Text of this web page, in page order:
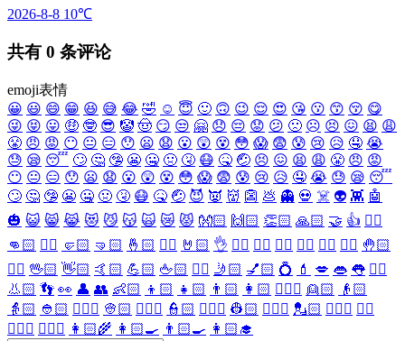
2026-8-8 10℃
共有 0 条评论
emoji表情
😀 😃 😄 😁 😆 😅 😂 🤣 ☺️ 😇 🙂 🙃 😉 😌 😍 😘 😗 😙 😚 😋
😜 😝 😛 🤑 🤓 😎 🤡 🤠 😏 😒 🤗 😞 😔 😟 😕 🙁 ☹️ 😣 😖 😫 😩
😤 😠 😡 😶 😐 😑 😯 😦 😧 😮 😲 😵 😳 😱 😨 😰 😢 😥 🤤 😭
😓 😪 😴 🙄 🤔 🤥 😬 🤐 🤢 🤧 😷 🤒 🤕 😣 😖 😫 😩 😤 😠 😡
😶 😐 😑 😯 😦 😧 😮 😲 😵 😳 😱 😨 😰 😢 😥 🤤 😭 😓 😪 😴
🙄 🤔 🤥 😬 🤐 🤢 🤧 😷 🤒 🤕 😈 👿 👹 👺 💩 👻 💀 ☠️ 👽 👾 🤖
🎃 😺 😸 😹 😻 😼 😽 🙀 😿 😾 👐🏻 🙌🏻 👏🏻 🙏🏻 🤝 👍 👎🏻
👊🏻 ✊🏻 🤛🏻 🤜🏻 🤞🏻 ✌🏻 🤘🏻 👌 👈🏻 👉🏻 👆🏻 👇🏻 ☝🏻 ✋🏻 🤚🏻
🖐🏻 🖖🏻 👋🏻 🤙🏻 💪🏻 🖕🏻 ✍🏻 🤳🏻 💅🏻 💍 💄 💋 👄 👅 👂🏻
👃🏻 👣 👀 👤 👥 👶🏻 👦🏻 👧🏻 👨🏻 👩🏻 👱🏻‍♀️ 👱🏻
👴🏻
👵🏻 👲🏻 👳🏻‍♀️ 👳🏻 👮🏻‍♀️ 👮🏻 👷🏻‍♀️ 👷🏻 💂🏻‍♀️ 💂🏻 🕵🏻‍♀️ 🕵🏻
👩🏻‍⚕️ 👨🏻‍⚕️ 👩🏻‍🌾 👩🏻‍🍳 👨🏻‍🍳 👩🏻‍🎓